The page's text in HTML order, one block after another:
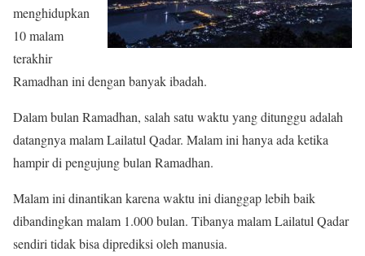
menghidupkan
10 malam
terakhir
Ramadhan ini dengan banyak ibadah.
Dalam bulan Ramadhan, salah satu waktu yang ditunggu adalah
datangnya malam Lailatul Qadar. Malam ini hanya ada ketika
hampir di pengujung bulan Ramadhan.
Malam ini dinantikan karena waktu ini dianggap lebih baik
dibandingkan malam 1.000 bulan. Tibanya malam Lailatul Qadar
sendiri tidak bisa diprediksi oleh manusia.